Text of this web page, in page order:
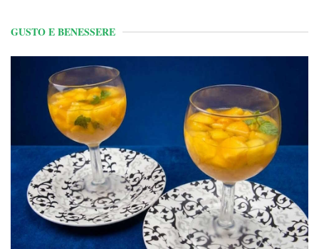
GUSTO E BENESSERE